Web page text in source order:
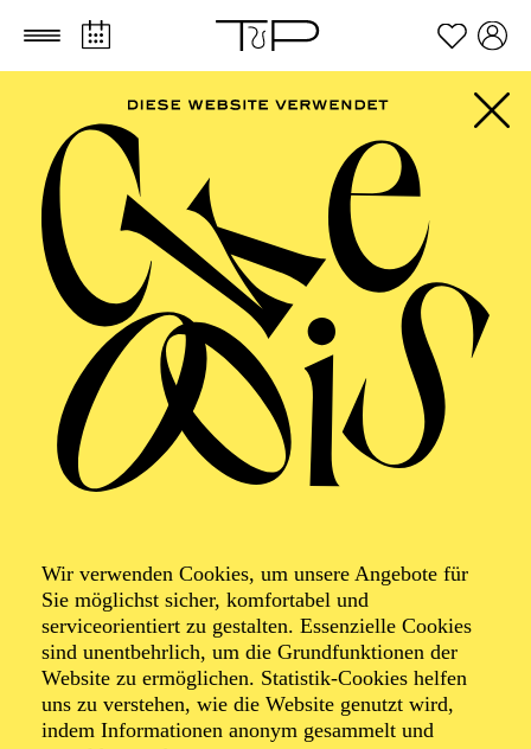
Zum Hauptinhalt springen Zum Footer springen
Wir verwenden Cookies, um unsere Angebote für
Sie möglichst sicher, komfortabel und
serviceorientiert zu gestalten. Essenzielle Cookies
sind unentbehrlich, um die Grundfunktionen der
Website zu ermöglichen. Statistik-Cookies helfen
uns zu verstehen, wie die Website genutzt wird,
indem Informationen anonym gesammelt und
Tobias Gubesch
Tobias Gubesch ist ein Musiker aus Köln. Neben
regelmäßigen Auftritten als Theaterperformer u.a. am
Theater Marabu in Bonn komponiert und produziert er
Musik für Theaterproduktionen. Zu den Theatern, an
denen er tätig ist, zählen neben dem Theater Marabu
das Junge Nationaltheater Mannheim, Theater Bonn,
Theater Paderborn und das Comedia Theater Köln.
In seiner Arbeit deckt er eine Vielzahl von Genres ab
Techno) und Jazz/Pop – immer mit Blick auf das
künstlerische Gesamtkonzept.
Mit verschiedenen Produktionen war er bei
Theaterfestivals (u.a. AUGENBLICK MAL!, Westwind
NRW) eingeladen und gastiert regelmäßig im gesamten
deutschsprachigen Ausland.